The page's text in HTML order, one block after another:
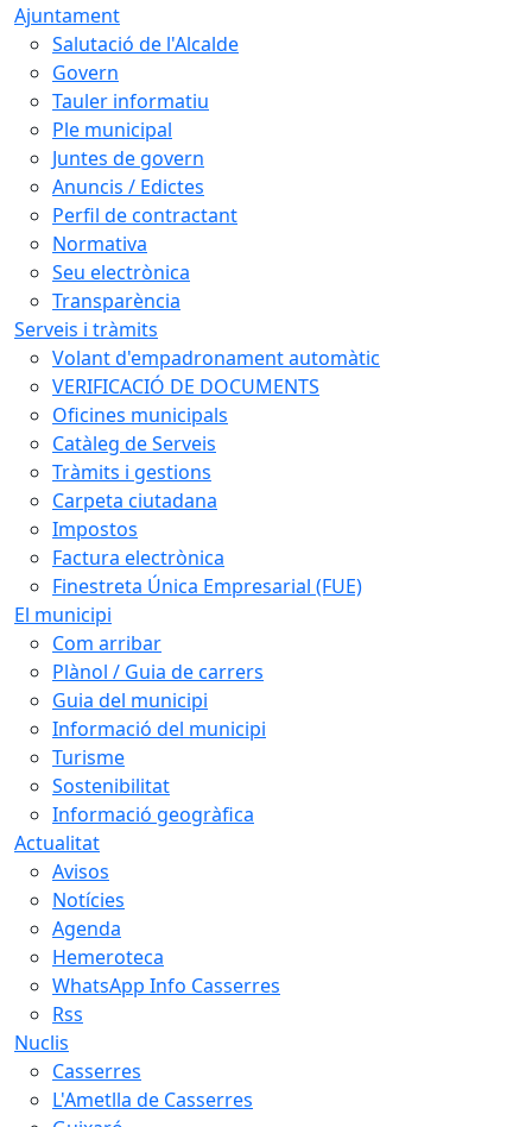
Ajuntament
Salutació de l'Alcalde
Govern
Tauler informatiu
Ple municipal
Juntes de govern
Anuncis / Edictes
Perfil de contractant
Normativa
Seu electrònica
Transparència
Serveis i tràmits
Volant d'empadronament automàtic
VERIFICACIÓ DE DOCUMENTS
Oficines municipals
Catàleg de Serveis
Tràmits i gestions
Carpeta ciutadana
Impostos
Factura electrònica
Finestreta Única Empresarial (FUE)
El municipi
Com arribar
Plànol / Guia de carrers
Guia del municipi
Informació del municipi
Turisme
Sostenibilitat
Informació geogràfica
Actualitat
Avisos
Notícies
Agenda
Hemeroteca
WhatsApp Info Casserres
Rss
Nuclis
Casserres
L'Ametlla de Casserres